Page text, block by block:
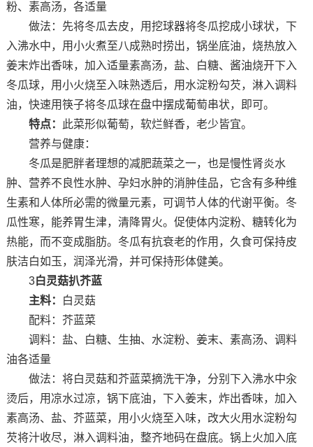
粉、素高汤，各适量
做法：先将冬瓜去皮，用挖球器将冬瓜挖成小球状，下
入沸水中，用小火煮至八成熟时捞出，锅坐底油，烧热放入
姜末炸出香味，加入适量素高汤，盐、白糖、酱油烧开下入
冬瓜球，用小火烧至入味熟透后，用水淀粉勾芡，淋入调料
油，快速用筷子将冬瓜球在盘中摆成葡萄串状，即可。
特点：
此菜形似葡萄，软烂鲜香，老少皆宜。
营养与健康：
冬瓜是肥胖者理想的减肥蔬菜之一，也是慢性肾炎水
肿、营养不良性水肿、孕妇水肿的消肿佳品，它含有多种维
生素和人体所必需的微量元素，可调节人体的代谢平衡。冬
瓜性寒，能养胃生津，清降胃火。促使体内淀粉、糖转化为
热能，而不变成脂肪。冬瓜有抗衰老的作用，久食可保持皮
肤洁白如玉，润泽光滑，并可保持形体健美。
3白灵菇扒芥蓝
主料：
白灵菇
配料：芥蓝菜
调料：盐、白糖、生抽、水淀粉、姜末、素高汤、调料
油各适量
做法：将白灵菇和芥蓝菜摘洗干净，分别下入沸水中汆
烫后，用凉水过凉，锅下底油，下入姜末，炸出香味，加入
素高汤、盐、芥蓝菜，用小火烧至入味，改大火用水淀粉勾
芡将汁收尽，淋入调料油，整齐地码在盘底。锅上火加入底